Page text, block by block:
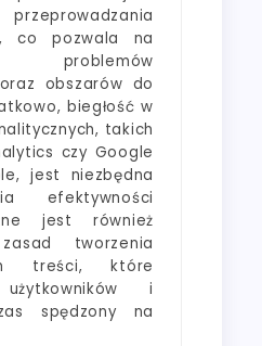
co pozwala na
problemów
obszarów do
biegłość w
takich
czy Google
jest niezbędna
efektywności
jest również
tworzenia
treści, które
i
spędzony na